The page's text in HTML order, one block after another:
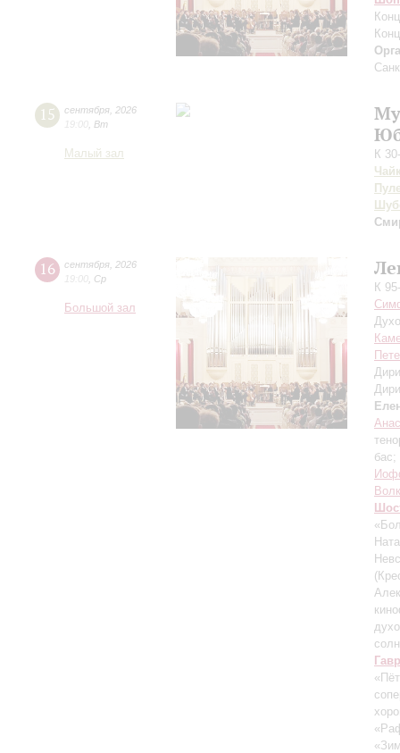
15 сентября 2026
19:00 Вт
Малый зал
К
16 сентября 2026
19:00 Ср
Большой зал
К
бас;